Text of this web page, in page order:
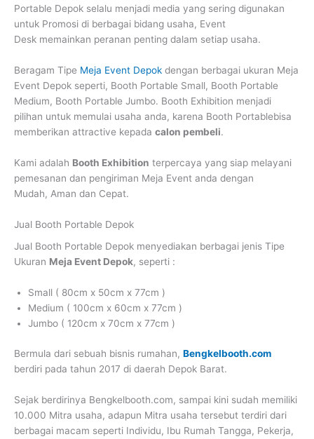
Portable Depok selalu menjadi media yang sering digunakan
untuk Promosi di berbagai bidang usaha, Event
Desk memainkan peranan penting dalam setiap usaha.
Beragam Tipe Meja Event Depok dengan berbagai ukuran Meja
Event Depok seperti, Booth Portable Small, Booth Portable
Medium, Booth Portable Jumbo. Booth Exhibition menjadi
pilihan untuk memulai usaha anda, karena Booth Portablebisa
memberikan attractive kepada calon pembeli.
Kami adalah Booth Exhibition terpercaya yang siap melayani
pemesanan dan pengiriman Meja Event anda dengan
Mudah, Aman dan Cepat.
Jual Booth Portable Depok
Jual Booth Portable Depok menyediakan berbagai jenis Tipe
Ukuran Meja Event Depok, seperti :
Small ( 80cm x 50cm x 77cm )
Medium ( 100cm x 60cm x 77cm )
Jumbo ( 120cm x 70cm x 77cm )
Bermula dari sebuah bisnis rumahan, Bengkelbooth.com
berdiri pada tahun 2017 di daerah Depok Barat.
Sejak berdirinya Bengkelbooth.com, sampai kini sudah memiliki
10.000 Mitra usaha, adapun Mitra usaha tersebut terdiri dari
berbagai macam seperti Individu, Ibu Rumah Tangga, Pekerja,